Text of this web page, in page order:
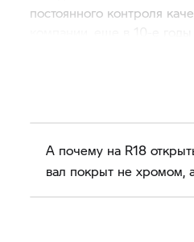
постоянного контроля
это не являлось
смазки и регулировки
Карданный вал
большинстве моделей
А почему на R18
вал покрыт не хромом,